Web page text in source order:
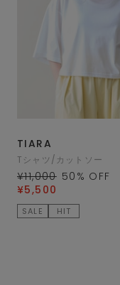
TIARA
Tシャツ/カットソー
¥11,000 50 % OFF
¥5,500
SALE HIT